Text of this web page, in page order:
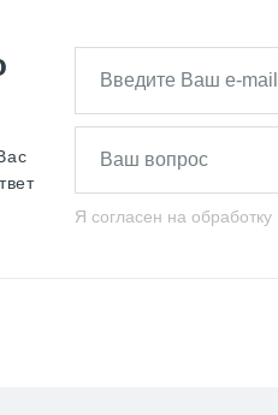
Я согласен на обработку